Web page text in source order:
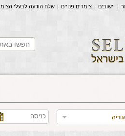
שלח הודעה לבעלי | צימרים פנויים | יישובים |